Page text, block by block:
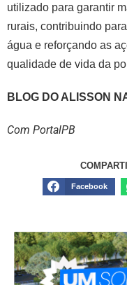
utilizado para garantir
rurais, contribuindo
água e reforçando as
qualidade de vida da
BLOG DO ALISSON
Com PortalPB
Facebook